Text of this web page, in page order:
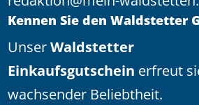
Kennen Sie den Waldstetter
UnserWaldstetter
Einkaufsgutschein erfreut
wachsender Beliebtheit.